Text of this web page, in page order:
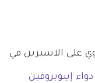
على الاسبرين في
دواء إيبوبروفين